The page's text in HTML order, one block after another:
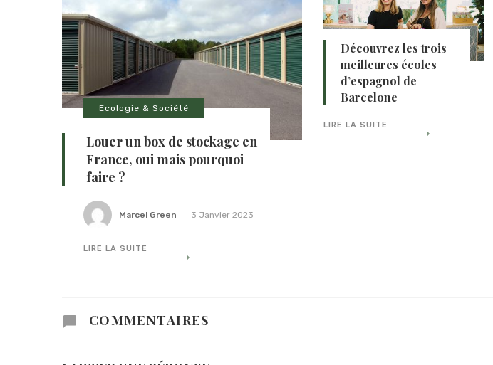
Ecologie & Société
Louer un box de stockage en
France, oui mais pourquoi
faire ?
Marcel Green 3 Janvier 2023
LIRE LA SUITE
Découvrez les trois
meilleures écoles
d’espagnol de
Barcelone
LIRE LA SUITE
COMMENTAIRES